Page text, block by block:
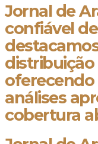
Jornal de
confiável
distribuição
oferecendo
análises
cobertura